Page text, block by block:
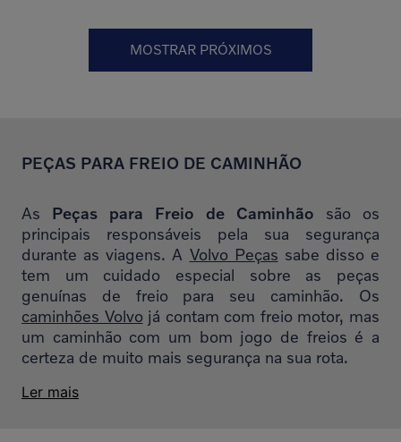
MOSTRAR PRÓXIMOS
PEÇAS PARA FREIO DE CAMINHÃO
As Peças para Freio de Caminhão são os
principais responsáveis pela sua segurança
durante as viagens. A Volvo Peças sabe disso e
tem um cuidado especial sobre as peças
genuínas de freio para seu caminhão. Os
caminhões Volvojá contam com freio motor, mas
um caminhão com um bom jogo de freios é a
certeza de muito mais segurança na sua rota.
Ler mais